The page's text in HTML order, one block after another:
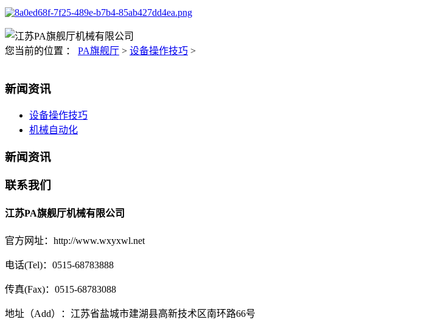
您当前的位置 ： PA旗舰厅 > 设备操作技巧 >
新闻资讯
设备操作技巧
机械自动化
新闻资讯
联系我们
江苏PA旗舰厅机械有限公司
官方网址：http://www.wxyxwl.net
电话(Tel)：0515-68783888
传真(Fax)：0515-68783088
地址（Add）：江苏省盐城市建湖县高新技术区南环路66号